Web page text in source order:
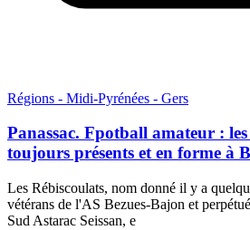
Régions - Midi-Pyrénées - Gers
Panassac. Fpotball amateur :
toujours présents et en forme à
Les Rébiscoulats, nom donné il y a
vétérans de l'AS Bezues-Bajon et
Sud Astarac Seissan, e